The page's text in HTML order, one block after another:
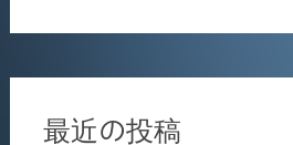
最近の投稿